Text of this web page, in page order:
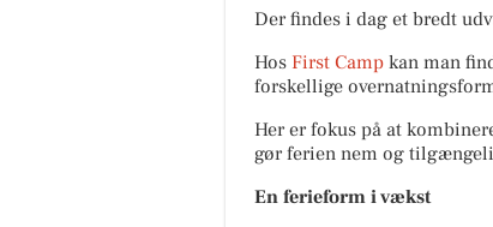
Der findes i dag et bredt
Hos First Camp kan man
forskellige
Her er fokus på at
gør ferien nem og
En ferieform i vækst